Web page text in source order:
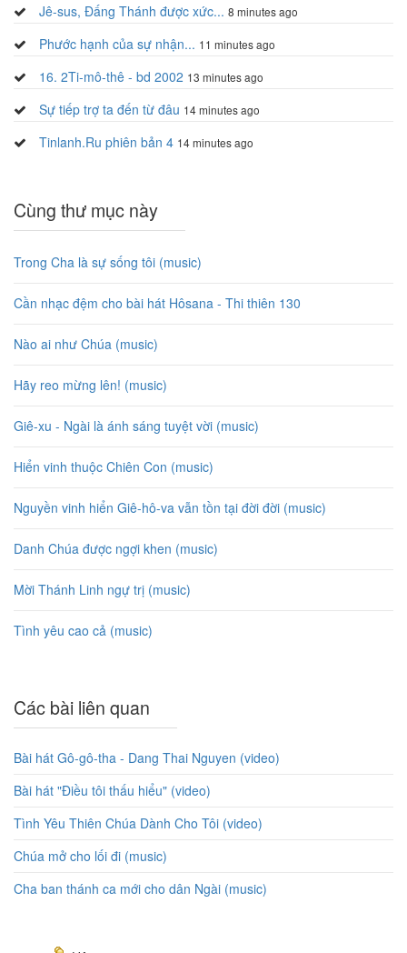
Jê-sus, Đấng Thánh được xức... 8 minutes ago
Phước hạnh của sự nhận... 11 minutes ago
16. 2Ti-mô-thê - bd 2002 13 minutes ago
Sự tiếp trợ ta đến từ đâu 14 minutes ago
Tinlanh.Ru phiên bản 4 14 minutes ago
Cùng thư mục này
Trong Cha là sự sống tôi (music)
Cần nhạc đệm cho bài hát Hôsana - Thi thiên 130
Nào ai như Chúa (music)
Hãy reo mừng lên! (music)
Giê-xu - Ngài là ánh sáng tuyệt vời (music)
Hiển vinh thuộc Chiên Con (music)
Nguyền vinh hiển Giê-hô-va vẫn tồn tại đời đời (music)
Danh Chúa được ngợi khen (music)
Mời Thánh Linh ngự trị (music)
Tình yêu cao cả (music)
Các bài liên quan
Bài hát Gô-gô-tha - Dang Thai Nguyen (video)
Bài hát "Điều tôi thấu hiểu" (video)
Tình Yêu Thiên Chúa Dành Cho Tôi (video)
Chúa mở cho lối đi (music)
Cha ban thánh ca mới cho dân Ngài (music)